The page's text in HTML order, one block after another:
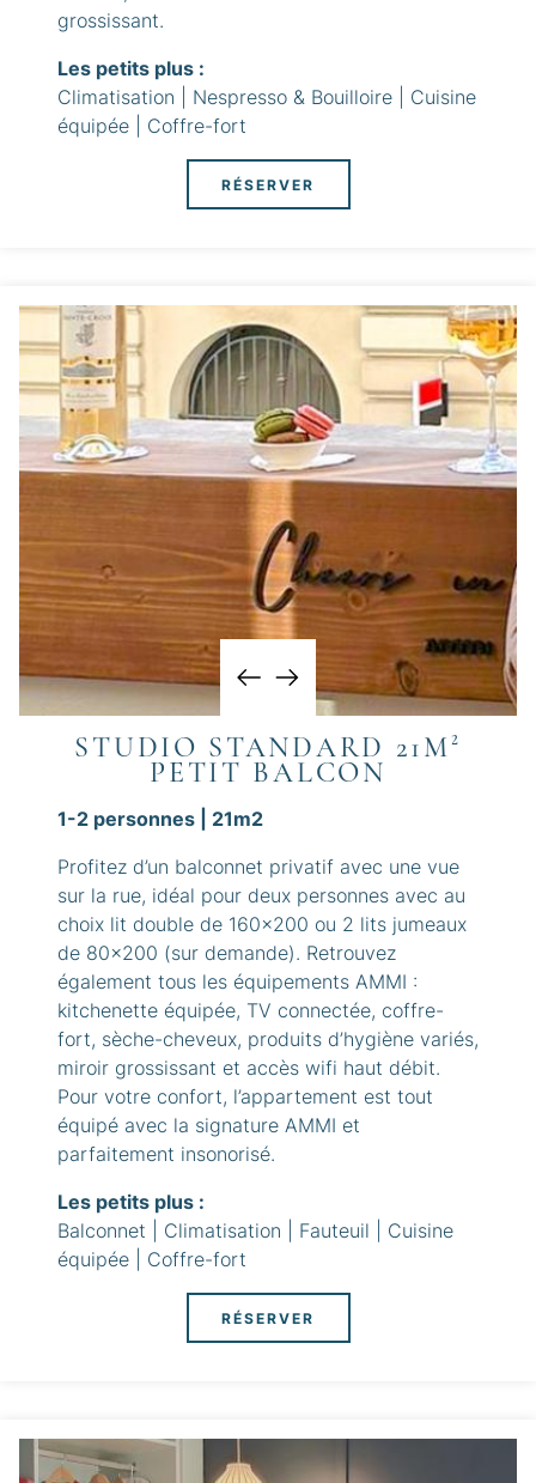
grossissant.
Les petits plus :
Climatisation | Nespresso & Bouilloire | Cuisine
équipée | Coffre-fort
RÉSERVER
STUDIO STANDARD 21M²
PETIT BALCON
1-2 personnes | 21m2
Profitez d’un balconnet privatif avec une vue
sur la rue, idéal pour deux personnes avec au
choix lit double de 160x200 ou 2 lits jumeaux
de 80x200 (sur demande). Retrouvez
également tous les équipements AMMI :
kitchenette équipée, TV connectée, coffre-
fort, sèche-cheveux, produits d’hygiène variés,
miroir grossissant et accès wifi haut débit.
Pour votre confort, l’appartement est tout
équipé avec la signature AMMI et
parfaitement insonorisé.
Les petits plus :
Balconnet | Climatisation | Fauteuil | Cuisine
équipée | Coffre-fort
RÉSERVER